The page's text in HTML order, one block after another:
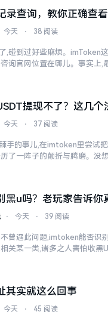
录查询，教你正确查
今天 ⋅ 38 阅读
,碰到过好些麻烦。imToken
询官网位置在哪儿。事实上,
提现不了？这几个
今天 ⋅ 37 阅读
手的事儿,在imtoken里尝试
了一阵子的颠折与腾磨。没
黑u吗？老玩家告诉你
⋅ 今天 ⋅ 39 阅读
曾遇此问题,imtoken能否识
关某一类,诸多之人害怕收黑
其实就这么回事
今天 ⋅ 45 阅读